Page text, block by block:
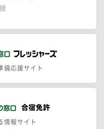
備応援サイト
情報サイト